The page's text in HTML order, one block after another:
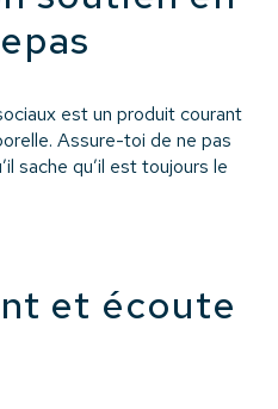
est un produit courant
Assure-toi de ne pas
sache qu’il est toujours le
et écoute